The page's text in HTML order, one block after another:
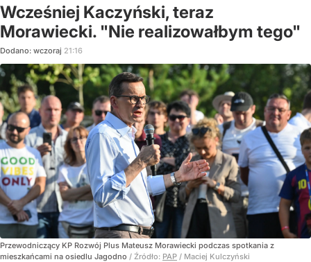
Wcześniej Kaczyński, teraz
Morawiecki. "Nie realizowałbym tego"
Dodano: wczoraj 21:16
Przewodniczący KP Rozwój Plus Mateusz Morawiecki podczas spotkania z
mieszkańcami na osiedlu Jagodno / Źródło: PAP / Maciej Kulczyński